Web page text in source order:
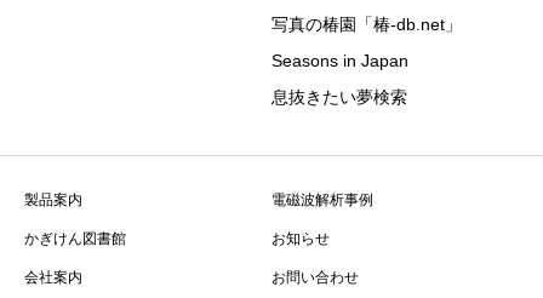
写真の椿園「椿-db.net」
Seasons in Japan
息抜きたい夢検索
製品案内 電磁波解析事例
かぎけん図書館 お知らせ
会社案内 お問い合わせ